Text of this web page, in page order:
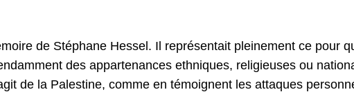
de Stéphane Hessel. Il représentait pleinement ce pour
des appartenances ethniques, religieuses ou
de la Palestine, comme en témoignent les attaques